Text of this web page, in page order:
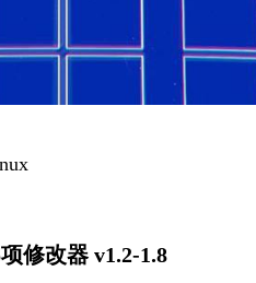
最新镜像下载
Windows XP-11镜像下载
修改器 v1.2-1.8